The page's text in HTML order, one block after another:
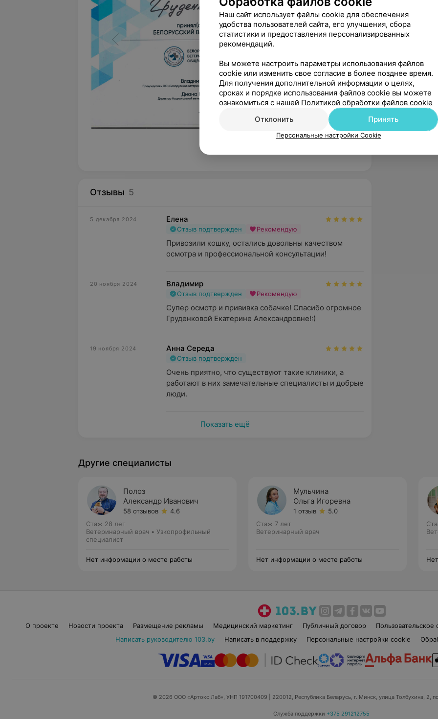
Отзывы 5
5 декабря 2024 Елена
Отзыв подтвержден Рекомендую
Привозили кошку, остались довольны качеством
осмотра и профессиональной консультации!
20 ноября 2024 Владимир
Отзыв подтвержден Рекомендую
Супер осмотр и прививка собачке! Спасибо огромное
Груденковой Екатерине Александровне!:)
19 ноября 2024 Анна Середа
Отзыв подтвержден
Очень приятно, что существуют такие клиники, а
работают в них замечательные специалисты и добрые
люди.
Показать ещё
Другие специалисты
Полоз
Александр Иванович
58 отзывов
4.6
Стаж 28 лет
Ветеринарный врач • Узкопрофильный
специалист
Нет информации о месте работы
Мульчина
Ольга Игоревна
1 отзыв
5.0
Стаж 7 лет
Ветеринарный врач
Нет информации о месте работы
О проекте Новости проекта Размещение рекламы Медицинский маркетинг Публичный договор Пользовательское
Написать руководителю 103.by
Написать в поддержку Персональные настройки cookie
© 2026 ООО «Артокс Лаб», УНП 191700409 | 220012, Республика Беларусь, г. Минск, улица Толбухина, 2,
Служба поддержки +375 291212755
Наш сайт использует файлы cookie для обеспечения
удобства пользователей сайта, его улучшения, сбора
статистики и предоставления персонализированных
рекомендаций.
Вы можете настроить параметры использования файлов
cookie или изменить свое согласие в более позднее время.
Для получения дополнительной информации о целях,
сроках и порядке использования файлов cookie вы можете
ознакомиться с нашей Политикой обработки файлов cookie
Отклонить
Принять
Персональные настройки Cookie